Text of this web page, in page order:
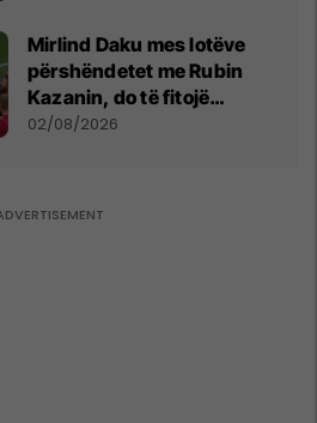
Mirlind Daku mes lotëve
përshëndetet me Rubin
Kazanin, do të fitojë
miliona te Spartak Moska
02/08/2026